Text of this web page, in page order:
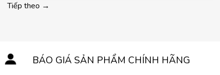
Tiếp theo →
BÁO GIÁ SẢN PHẨM CHÍNH HÃNG